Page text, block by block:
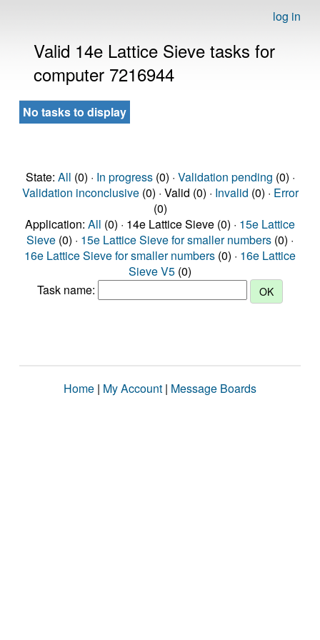
log in
Valid 14e Lattice Sieve tasks for
computer 7216944
No tasks to display
State: All (0) · In progress(0) · Validation pending (0) ·
Validation inconclusive(0) · Valid (0) · Invalid (0) · Error
(0)
Application: All (0) · 14e Lattice Sieve (0) · 15e Lattice
Sieve (0) · 15e Lattice Sieve for smaller numbers (0) ·
16e Lattice Sieve for smaller numbers (0) · 16e Lattice
Sieve V5 (0)
Task name:
Home | My Account | Message Boards